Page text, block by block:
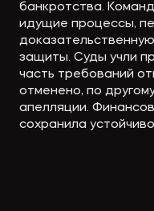
банкротства.
идущие процессы,
защиты. Суды учли
часть требований
отменено, по
апелляции.
сохранила